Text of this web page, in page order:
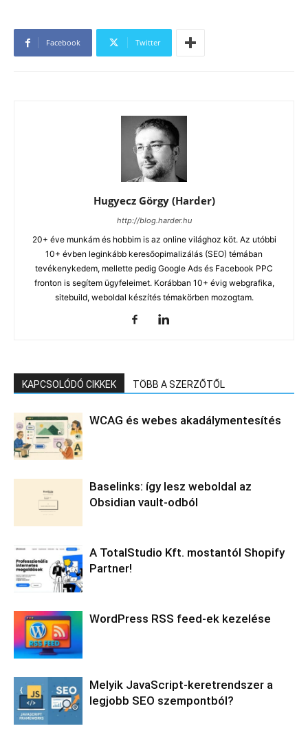
Facebook Twitter
Hugyecz Görgy (Harder)
http://blog.harder.hu
20+ éve munkám és hobbim is az online világhoz köt. Az utóbbi
10+ évben leginkább keresőopimalizálás (SEO) témában
tevékenykedem, mellette pedig Google Ads és Facebook PPC
fronton is segítem ügyfeleimet. Korábban 10+ évig webgrafika,
sitebuild, weboldal készítés témakörben mozogtam.
KAPCSOLÓDÓ CIKKEK TÖBB A SZERZŐTŐL
WCAG és webes akadálymentesítés
Baselinks: így lesz weboldal az
Obsidian vault-odból
A TotalStudio Kft. mostantól Shopify
Partner!
WordPress RSS feed-ek kezelése
Melyik JavaScript-keretrendszer a
legjobb SEO szempontból?